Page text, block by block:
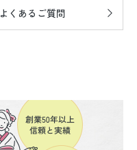
よくあるご質問